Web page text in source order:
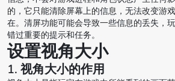
的，它只能清除屏幕上的信息，无法改变游
在。清屏功能可能会导致一些信息的丢失，
错过重要的提示和任务。
设置视角大小
1. 视角大小的作用